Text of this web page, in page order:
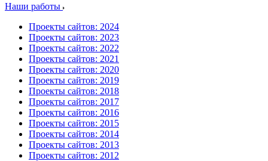
Наши работы
Проекты сайтов: 2024
Проекты сайтов: 2023
Проекты сайтов: 2022
Проекты сайтов: 2021
Проекты сайтов: 2020
Проекты сайтов: 2019
Проекты сайтов: 2018
Проекты сайтов: 2017
Проекты сайтов: 2016
Проекты сайтов: 2015
Проекты сайтов: 2014
Проекты сайтов: 2013
Проекты сайтов: 2012